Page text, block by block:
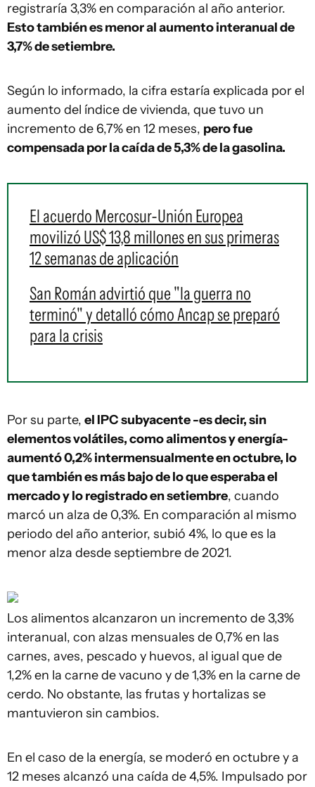
registraría 3,3% en comparación al año anterior.
Esto también es menor al aumento interanual de
3,7% de setiembre.
Según lo informado, la cifra estaría explicada por el
aumento del índice de vivienda, que tuvo un
incremento de 6,7% en 12 meses, pero fue
compensada por la caída de 5,3% de la gasolina.
El acuerdo Mercosur-Unión Europea
movilizó US$ 13,8 millones en sus primeras
12 semanas de aplicación
San Román advirtió que "la guerra no
terminó" y detalló cómo Ancap se preparó
para la crisis
Por su parte, el IPC subyacente -es decir, sin
elementos volátiles, como alimentos y energía-
aumentó 0,2% intermensualmente en octubre, lo
que también es más bajo de lo que esperaba el
mercado y lo registrado en setiembre, cuando
marcó un alza de 0,3%. En comparación al mismo
periodo del año anterior, subió 4%, lo que es la
menor alza desde septiembre de 2021.
Los alimentos alcanzaron un incremento de 3,3%
interanual, con alzas mensuales de 0,7% en las
carnes, aves, pescado y huevos, al igual que de
1,2% en la carne de vacuno y de 1,3% en la carne de
cerdo. No obstante, las frutas y hortalizas se
mantuvieron sin cambios.
En el caso de la energía, se moderó en octubre y a
12 meses alcanzó una caída de 4,5%. Impulsado por